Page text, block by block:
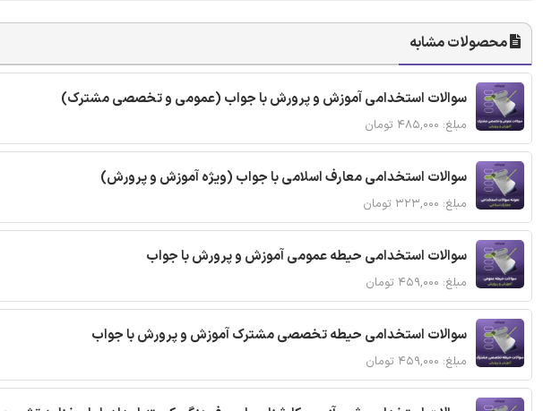
محصولات مشابه
سوالات استخدامی آموزش و پرورش با جواب (عمومی و تخصصی مشترک)
مبلغ: ۴۸۵,۰۰۰ تومان
سوالات استخدامی معارف اسلامی با جواب (ویژه آموزش و پرورش)
مبلغ: ۳۲۳,۰۰۰ تومان
سوالات استخدامی حیطه عمومی آموزش و پرورش با جواب
مبلغ: ۴۵۹,۰۰۰ تومان
سوالات استخدامی حیطه تخصصی مشترک آموزش و پرورش با جواب
مبلغ: ۴۵۹,۰۰۰ تومان